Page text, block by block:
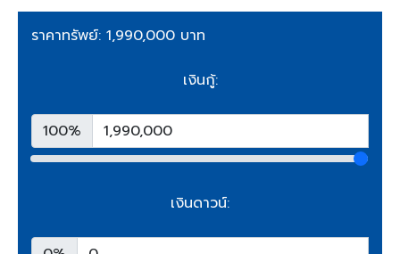
ราคาทรัพย์: 1,990,000 บาท
เงินกู้:
100%
เงินดาวน์: